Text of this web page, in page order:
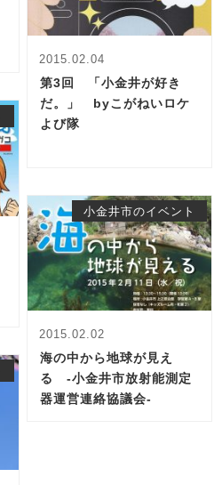
2015.02.04
第3回 「小金井が好き
だ。」 byこがねいロケ
よび隊
2015.02.02
海の中から地球が見え
る -小金井市放射能測定
器運営連絡協議会-
小金井市のイベント